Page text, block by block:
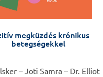
megküzdés krónikus
betegségekkel
– Joti Samra – Dr. Elliot